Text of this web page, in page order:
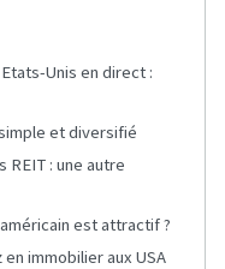
Unis en direct :
et diversifié
REIT : une autre
est attractif ?
immobilier aux USA